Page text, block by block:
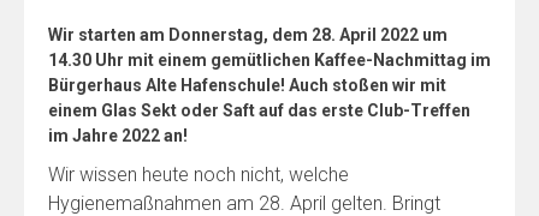
Wir starten am Donnerstag, dem 28. April 2022 um
14.30 Uhr mit einem gemütlichen Kaffee-Nachmittag im
Bürgerhaus Alte Hafenschule! Auch stoßen wir mit
einem Glas Sekt oder Saft auf das erste Club-Treffen
im Jahre 2022 an!
Wir wissen heute noch nicht, welche
Hygienemaßnahmen am 28. April gelten. Bringt